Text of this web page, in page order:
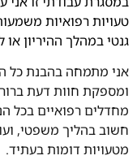
טעויות רפואיות
גנטי במהלך ההיריון
אני מתמחה בהבנת כל
ומספקת חוות דעת
מחדלים רפואיים בכל
חשוב בהליך משפטי,
מטעויות דומות בעתיד.